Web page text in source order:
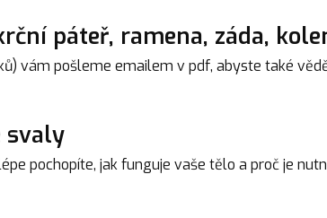
páteř, ramena, záda,
vám pošleme emailem v pdf, abyste také
svaly
pochopíte, jak funguje vaše tělo a proč je